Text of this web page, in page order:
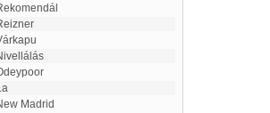
Rekomendál
Reizner
Várkapu
Nivellálás
Odeypoor
La
New Madrid